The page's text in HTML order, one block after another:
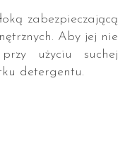
zabezpieczającą
Aby jej nie
użyciu suchej
detergentu.